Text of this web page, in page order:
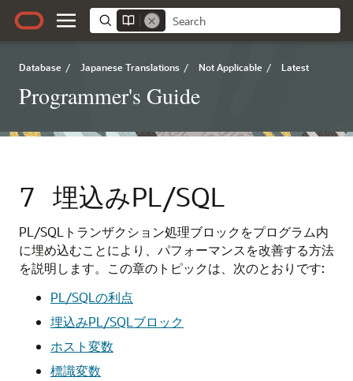
Database / Japanese Translations / Not Applicable / Latest
Programmer's Guide
7 埋込みPL/SQL
PL/SQLトランザクション処理ブロックをプログラム内
に埋め込むことにより、パフォーマンスを改善する方法
を説明します。この章のトピックは、次のとおりです:
PL/SQLの利点
埋込みPL/SQLブロック
ホスト変数
標識変数